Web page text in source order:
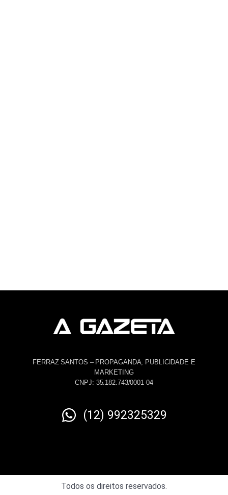
FERRAZ SANTOS – PROPAGANDA, PUBLICIDADE E
MARKETING
CNPJ: 35.182.743/0001-04
(12) 992325329
Todos os direitos reservados.